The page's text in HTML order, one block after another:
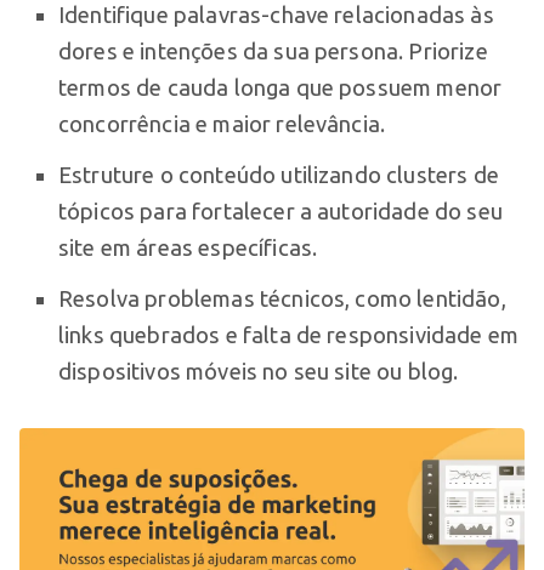
Identifique palavras-chave relacionadas às
dores e intenções da sua persona. Priorize
termos de cauda longa que possuem menor
concorrência e maior relevância.
Estruture o conteúdo utilizando clusters de
tópicos para fortalecer a autoridade do seu
site em áreas específicas.
Resolva problemas técnicos, como lentidão,
links quebrados e falta de responsividade em
dispositivos móveis no seu site ou blog.